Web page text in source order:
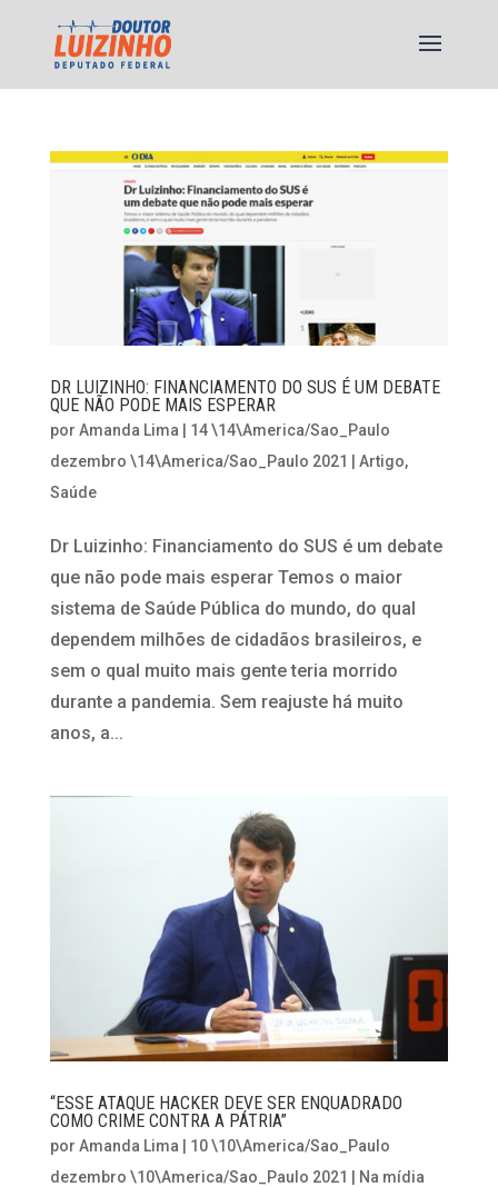
DR LUIZINHO: FINANCIAMENTO DO SUS É UM DEBATE
QUE NÃO PODE MAIS ESPERAR
por Amanda Lima
14 \14\America/Sao_Paulo
dezembro \14\America/Sao_Paulo 2021
Artigo,
Saúde
Dr Luizinho: Financiamento do SUS é um debate
que não pode mais esperar Temos o maior
sistema de Saúde Pública do mundo, do qual
dependem milhões de cidadãos brasileiros, e
sem o qual muito mais gente teria morrido
durante a pandemia. Sem reajuste há muito
anos, a...
“ESSE ATAQUE HACKER DEVE SER ENQUADRADO
COMO CRIME CONTRA A PÁTRIA”
por Amanda Lima
10 \10\America/Sao_Paulo
dezembro \10\America/Sao_Paulo 2021
Na mídia